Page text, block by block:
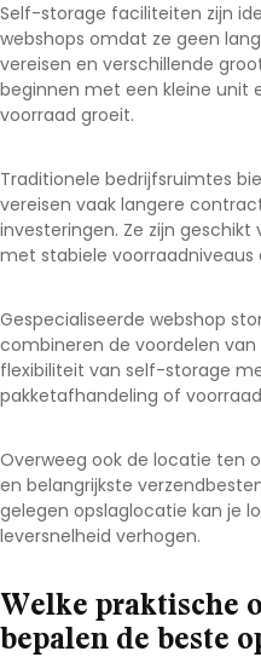
Self-storage faciliteiten zijn
webshops omdat ze geen
vereisen en verschillende
beginnen met een kleine unit
voorraad groeit.
Traditionele bedrijfsruimtes
vereisen vaak langere
investeringen. Ze zijn
met stabiele voorraadniveaus
Gespecialiseerde webshop
combineren de voordelen
flexibiliteit van self-storage
pakketafhandeling of
Overweeg ook de locatie ten
en belangrijkste
gelegen opslaglocatie kan je
leversnelheid verhogen.
Welke praktische
bepalen de beste